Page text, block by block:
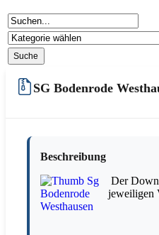
SG Bodenrode
Beschreibung
Der
jeweiligen